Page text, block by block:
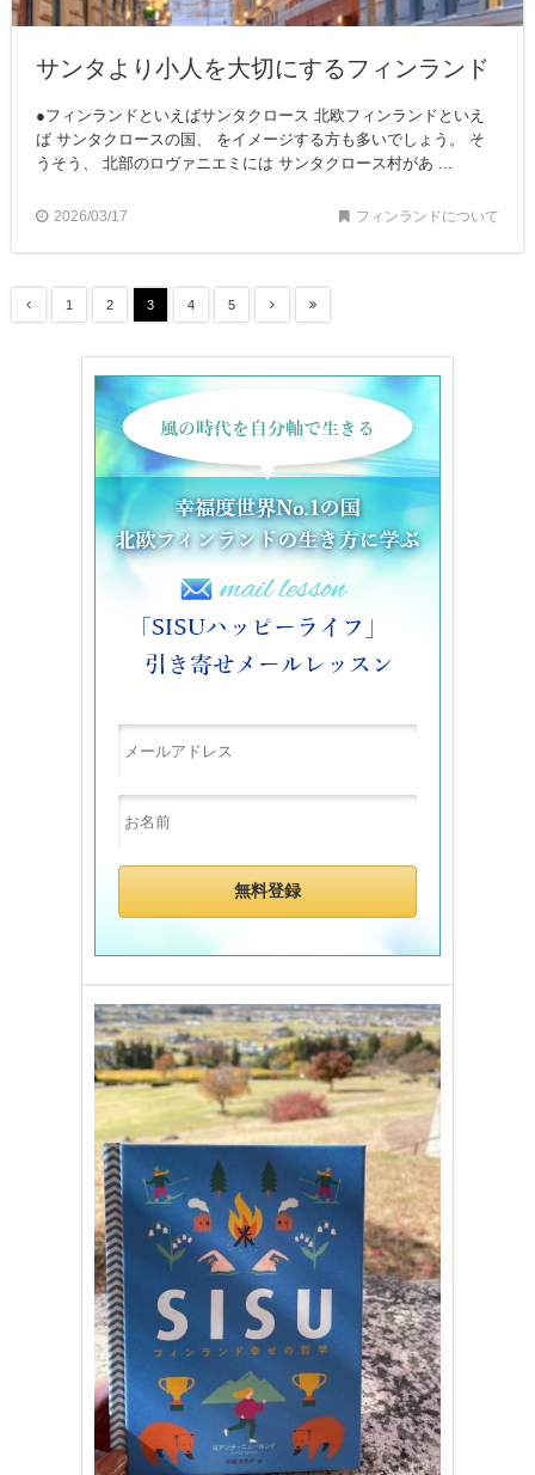
サンタより小人を大切にするフィンランド
●フィンランドといえばサンタクロース 北欧フィンランドといえ
ば サンタクロースの国、 をイメージする方も多いでしょう。 そ
うそう、 北部のロヴァニエミには サンタクロース村があ ...
2026/03/17 フィンランドについて
1 2 3 4 5